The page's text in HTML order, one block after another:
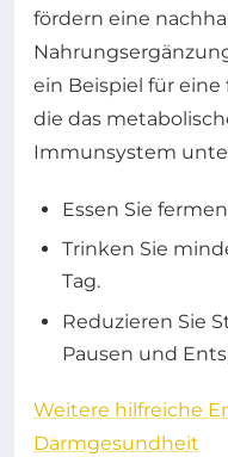
fördern eine
ein Beispiel für
die das
Immunsystem
Essen Sie
Trinken Sie
Tag.
Reduzieren Sie
Pausen und
Weitere hilfreiche
Darmgesundheit